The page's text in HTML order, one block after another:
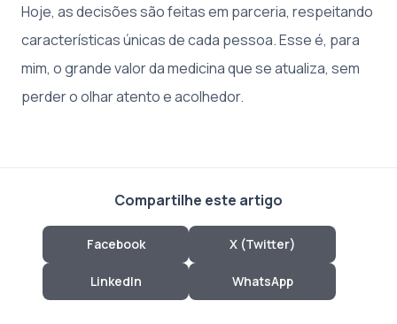
Hoje, as decisões são feitas em parceria, respeitando
características únicas de cada pessoa. Esse é, para
mim, o grande valor da medicina que se atualiza, sem
perder o olhar atento e acolhedor.
Compartilhe este artigo
Facebook X (Twitter)
LinkedIn WhatsApp